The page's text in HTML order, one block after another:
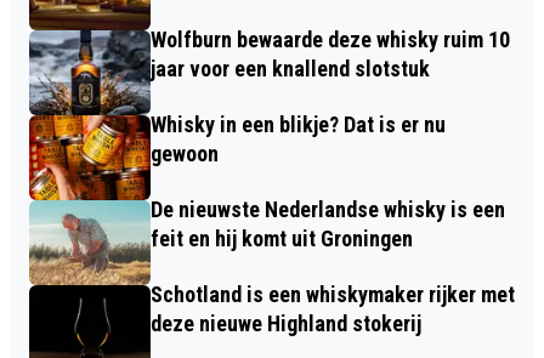
Wolfburn bewaarde deze whisky ruim 10
jaar voor een knallend slotstuk
Whisky in een blikje? Dat is er nu
gewoon
De nieuwste Nederlandse whisky is een
feit en hij komt uit Groningen
Schotland is een whiskymaker rijker met
deze nieuwe Highland stokerij